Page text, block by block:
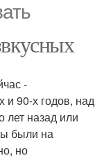
-
90-х годов, над
лет назад или
были на
но